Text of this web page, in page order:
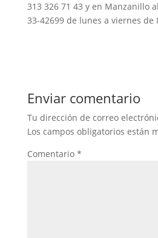
313 326 71 43 y en Manzanillo
33-42699 de lunes a viernes de
Enviar comentario
Tu dirección de correo
Los campos obligatorios están
Comentario *